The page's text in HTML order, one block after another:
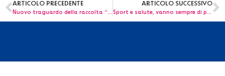
ARTICOLO PRECEDENTE
Nuovo traguardo della raccolta “Buonissimi”
ARTICOLO SUCCESSIVO
Sport e salute, vanno sempre di pari passo.